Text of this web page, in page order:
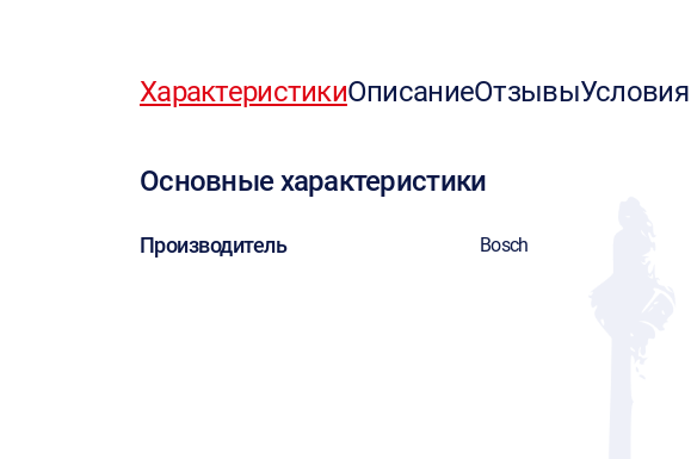
ХарактеристикиОписаниеОтзывы
Основные характеристики
Производитель Bosch